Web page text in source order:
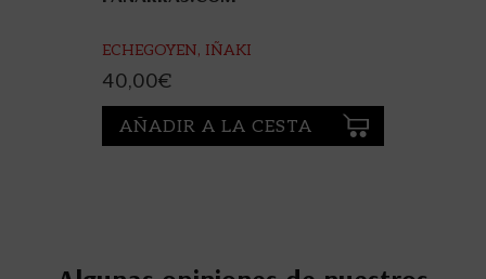
ECHEGOYEN, IÑAKI
40,00€
AÑADIR A LA CESTA